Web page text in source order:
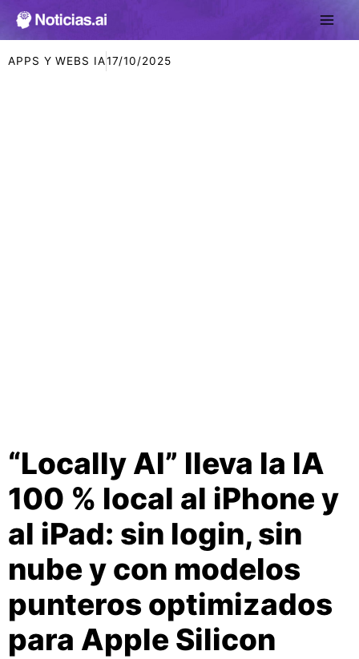
APPS Y WEBS IA17/10/2025
“Locally AI” lleva la IA
100 % local al iPhone y
al iPad: sin login, sin
nube y con modelos
punteros optimizados
para Apple Silicon